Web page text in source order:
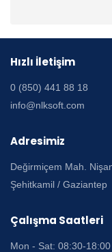
Hızlı İletişim
0 (850) 441 88 18
info@nlksoft.com
Adresimiz
Değirmiçem Mah.
Şehitkamil / Gaziantep
Çalışma Saatleri
Mon - Sat: 08:30-18:00